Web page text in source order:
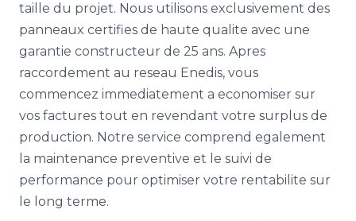
taille du projet. Nous utilisons exclusivement des
panneaux certifies de haute qualite avec une
garantie constructeur de 25 ans. Apres
raccordement au reseau Enedis, vous
commencez immediatement a economiser sur
vos factures tout en revendant votre surplus de
production. Notre service comprend egalement
la maintenance preventive et le suivi de
performance pour optimiser votre rentabilite sur
le long terme.